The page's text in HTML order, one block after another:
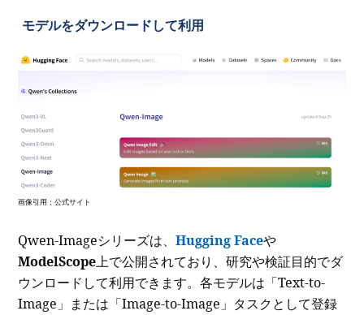
モデルをダウンロードして利用
画像引用：公式サイト
Qwen-Imageシリーズは、Hugging Faceや
ModelScope上で公開されており、研究や検証目的でダ
ウンロードして利用できます。各モデルは「Text-to-
Image」または「Image-to-Image」タスクとして登録